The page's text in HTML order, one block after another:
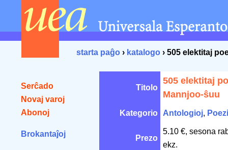
starta paĝo › katalogo › 505 elektitaj
Serĉado
Novaj varoj
Abonoj
Brokantaĵoj
Titolo
505 elektitaj
Mannjoo-ŝuu
Kategorio Antologioj,
Prezo
5.10 €, sesona
ekz.